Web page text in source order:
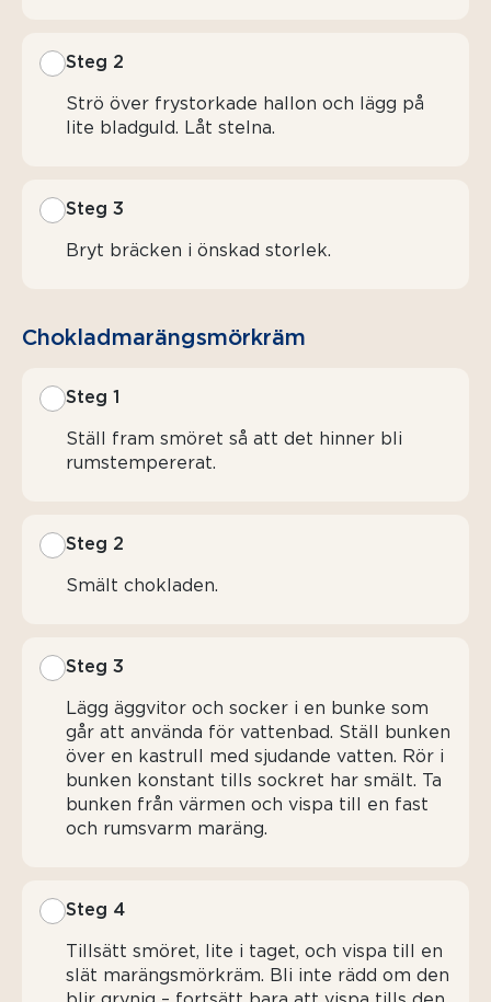
Steg 2
Strö över frystorkade hallon och lägg på
lite bladguld. Låt stelna.
Steg 3
Bryt bräcken i önskad storlek.
Chokladma­rängs­mörkräm
Steg 1
Ställ fram smöret så att det hinner bli
rumstempererat.
Steg 2
Smält chokladen.
Steg 3
Lägg äggvitor och socker i en bunke som
går att använda för vattenbad. Ställ bunken
över en kastrull med sjudande vatten. Rör i
bunken konstant tills sockret har smält. Ta
bunken från värmen och vispa till en fast
och rumsvarm maräng.
Steg 4
Tillsätt smöret, lite i taget, och vispa till en
slät marängsmörkräm. Bli inte rädd om den